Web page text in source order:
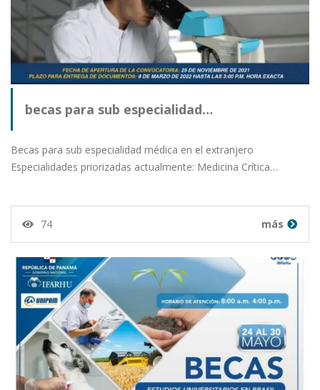
becas para sub especialidad…
Becas para sub especialidad médica en el extranjero
Especialidades priorizadas actualmente: Medicina Crítica…
74 más